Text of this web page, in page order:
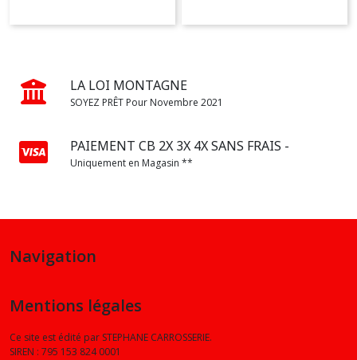
LA LOI MONTAGNE
SOYEZ PRÊT Pour Novembre 2021
PAIEMENT CB 2X 3X 4X SANS FRAIS -
Uniquement en Magasin **
Navigation
Mentions légales
Ce site est édité par STEPHANE CARROSSERIE.
SIREN : 795 153 824 0001